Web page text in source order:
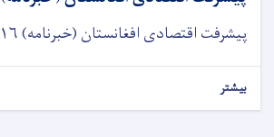
پیشرفت اقتصادی افغانستان (خبرنامه) ۱۶
بیشتر